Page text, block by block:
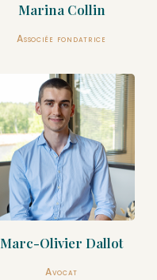
Marina Collin
Associée fondatrice
Marc-Olivier Dallot
Avocat